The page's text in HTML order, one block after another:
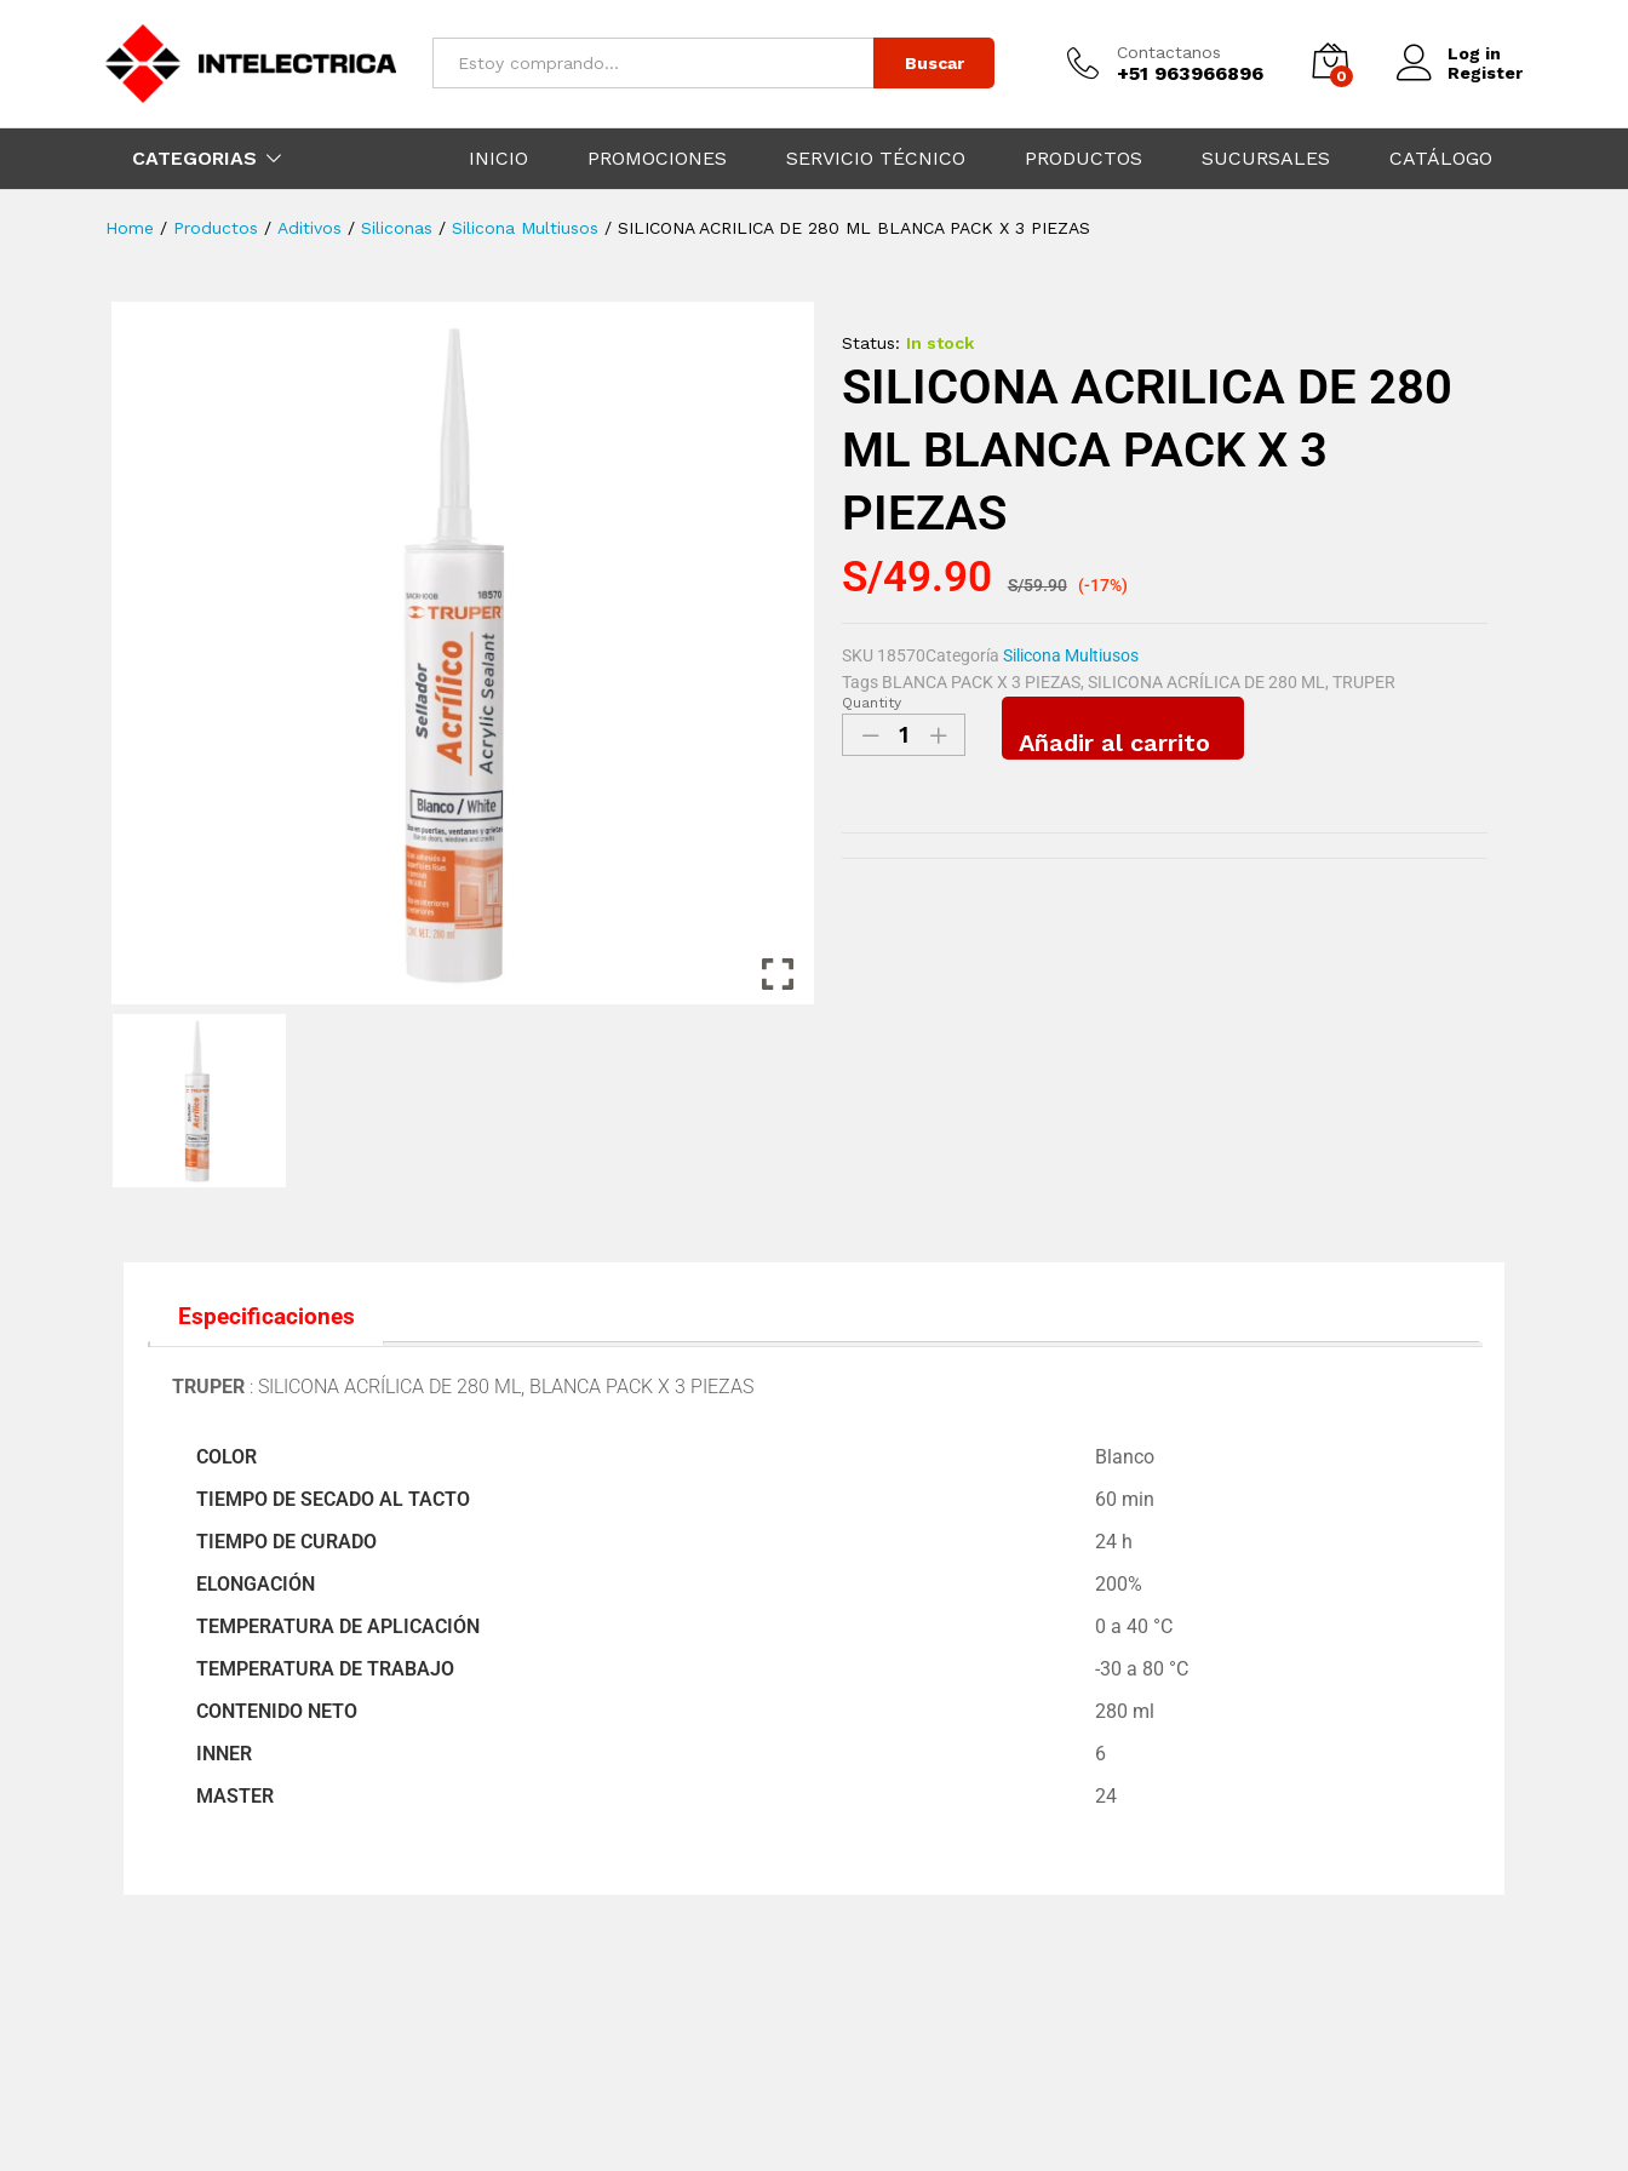
Todos Buscar
Contactanos
+51 963966896 0
Log in
Register
CATEGORIAS INICIO PROMOCIONES SERVICIO TÉCNICO PRODUCTOS SUCURSALES CATÁLOGO
Home / Productos / Aditivos / Siliconas / Silicona Multiusos / SILICONA ACRILICA DE 280 ML BLANCA PACK X 3 PIEZAS
Status: In stock
SILICONA ACRILICA DE 280
ML BLANCA PACK X 3
PIEZAS
S/49.90 S/59.90 (-17%)
SKU 18570Categoría Silicona Multiusos
Tags BLANCA PACK X 3 PIEZAS, SILICONA ACRÍLICA DE 280 ML , TRUPER
Quantity
Añadir al carrito
Especificaciones
TRUPER : SILICONA ACRÍLICA DE 280 ML, BLANCA PACK X 3 PIEZAS
COLOR
Blanco
TIEMPO DE SECADO AL TACTO
60 min
TIEMPO DE CURADO
24 h
ELONGACIÓN
200%
TEMPERATURA DE APLICACIÓN
0 a 40 °C
TEMPERATURA DE TRABAJO
-30 a 80 °C
CONTENIDO NETO
280 ml
INNER
6
MASTER
24